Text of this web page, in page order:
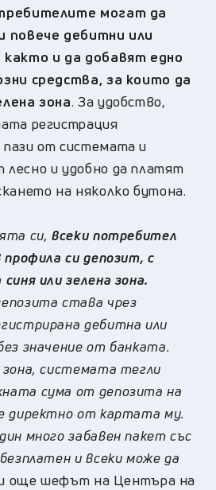
могат да
повече дебитни или
и да добавят едно
средства, за които да
зона. За удобство,
регистрация
от системата и
и удобно да платят
на няколко бутона.
си,всеки потребител
си депозит, с
или зелена зона.
става чрез
дебитна или
значение от банката.
системата тегли
сума от депозита на
директно от картата му.
много забавен пакет със
и всеки може да
още шефът на Центъра на